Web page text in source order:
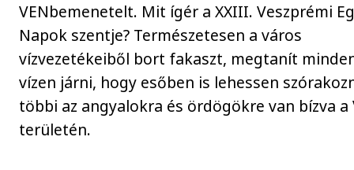
VENbemenetelt. Mit ígér a XXIII. Veszprémi
Napok szentje? Természetesen a város
vízvezetékeiből bort fakaszt, megtanít
vízen járni, hogy esőben is lehessen
többi az angyalokra és ördögökre van bízva a
területén.